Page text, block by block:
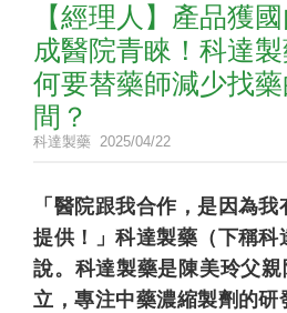
【經理人】產品獲
成醫院青睞！科達
何要替藥師減少找
間？
科達製藥 2025/04/22
「醫院跟我合作，是因為
提供！」科達製藥（下稱科
說。科達製藥是陳美玲父
立，專注中藥濃縮製劑的研